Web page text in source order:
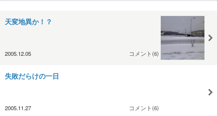
天変地異か！？
2005.12.05 コメント(6)
失敗だらけの一日
2005.11.27 コメント(6)